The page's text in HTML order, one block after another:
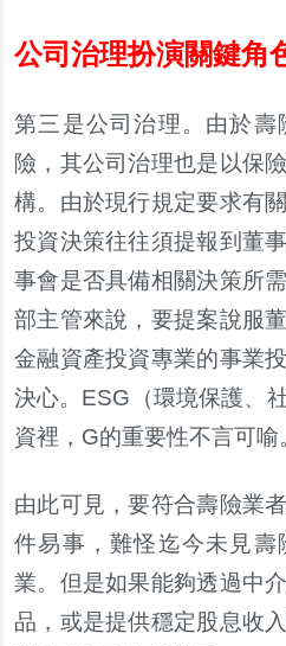
公司治理扮演關鍵角
第三是公司治理。由於壽
險，其公司治理也是以保
構。由於現行規定要求有
投資決策往往須提報到董
事會是否具備相關決策所
部主管來說 ，要提案說服
金融資產投資專業的事業
決心。 ESG （環境保護、
資裡， G的重要性不言可喻
由此可見，要符合壽險業
件易事，難怪迄今未見
業。但是如果能夠透過中
品，或是提供穩定股息收